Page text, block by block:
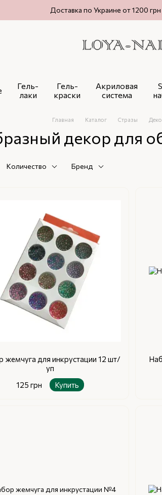
Доставка по Украине от 1200
Гель-
лаки
Гель-
краски
Акриловая
система
Главная Каталог Стразы
декор для
Количество Бренд
жемчуга для инкрустации 12 шт/
уп
125 грн
Купить